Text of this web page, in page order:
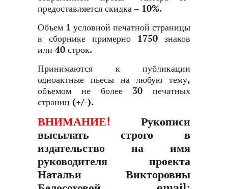
предоставляется скидка – 10%.
Объем 1 условной печатной страницы
в сборнике примерно 1750 знаков
или 40 строк.
Принимаются к публикации
одноактные пьесы на любую тему,
объемом не более 30 печатных
страниц (+/-).
ВНИМАНИЕ! Рукописи
высылать строго в
издательство на имя
руководителя проекта
Натальи Викторовны